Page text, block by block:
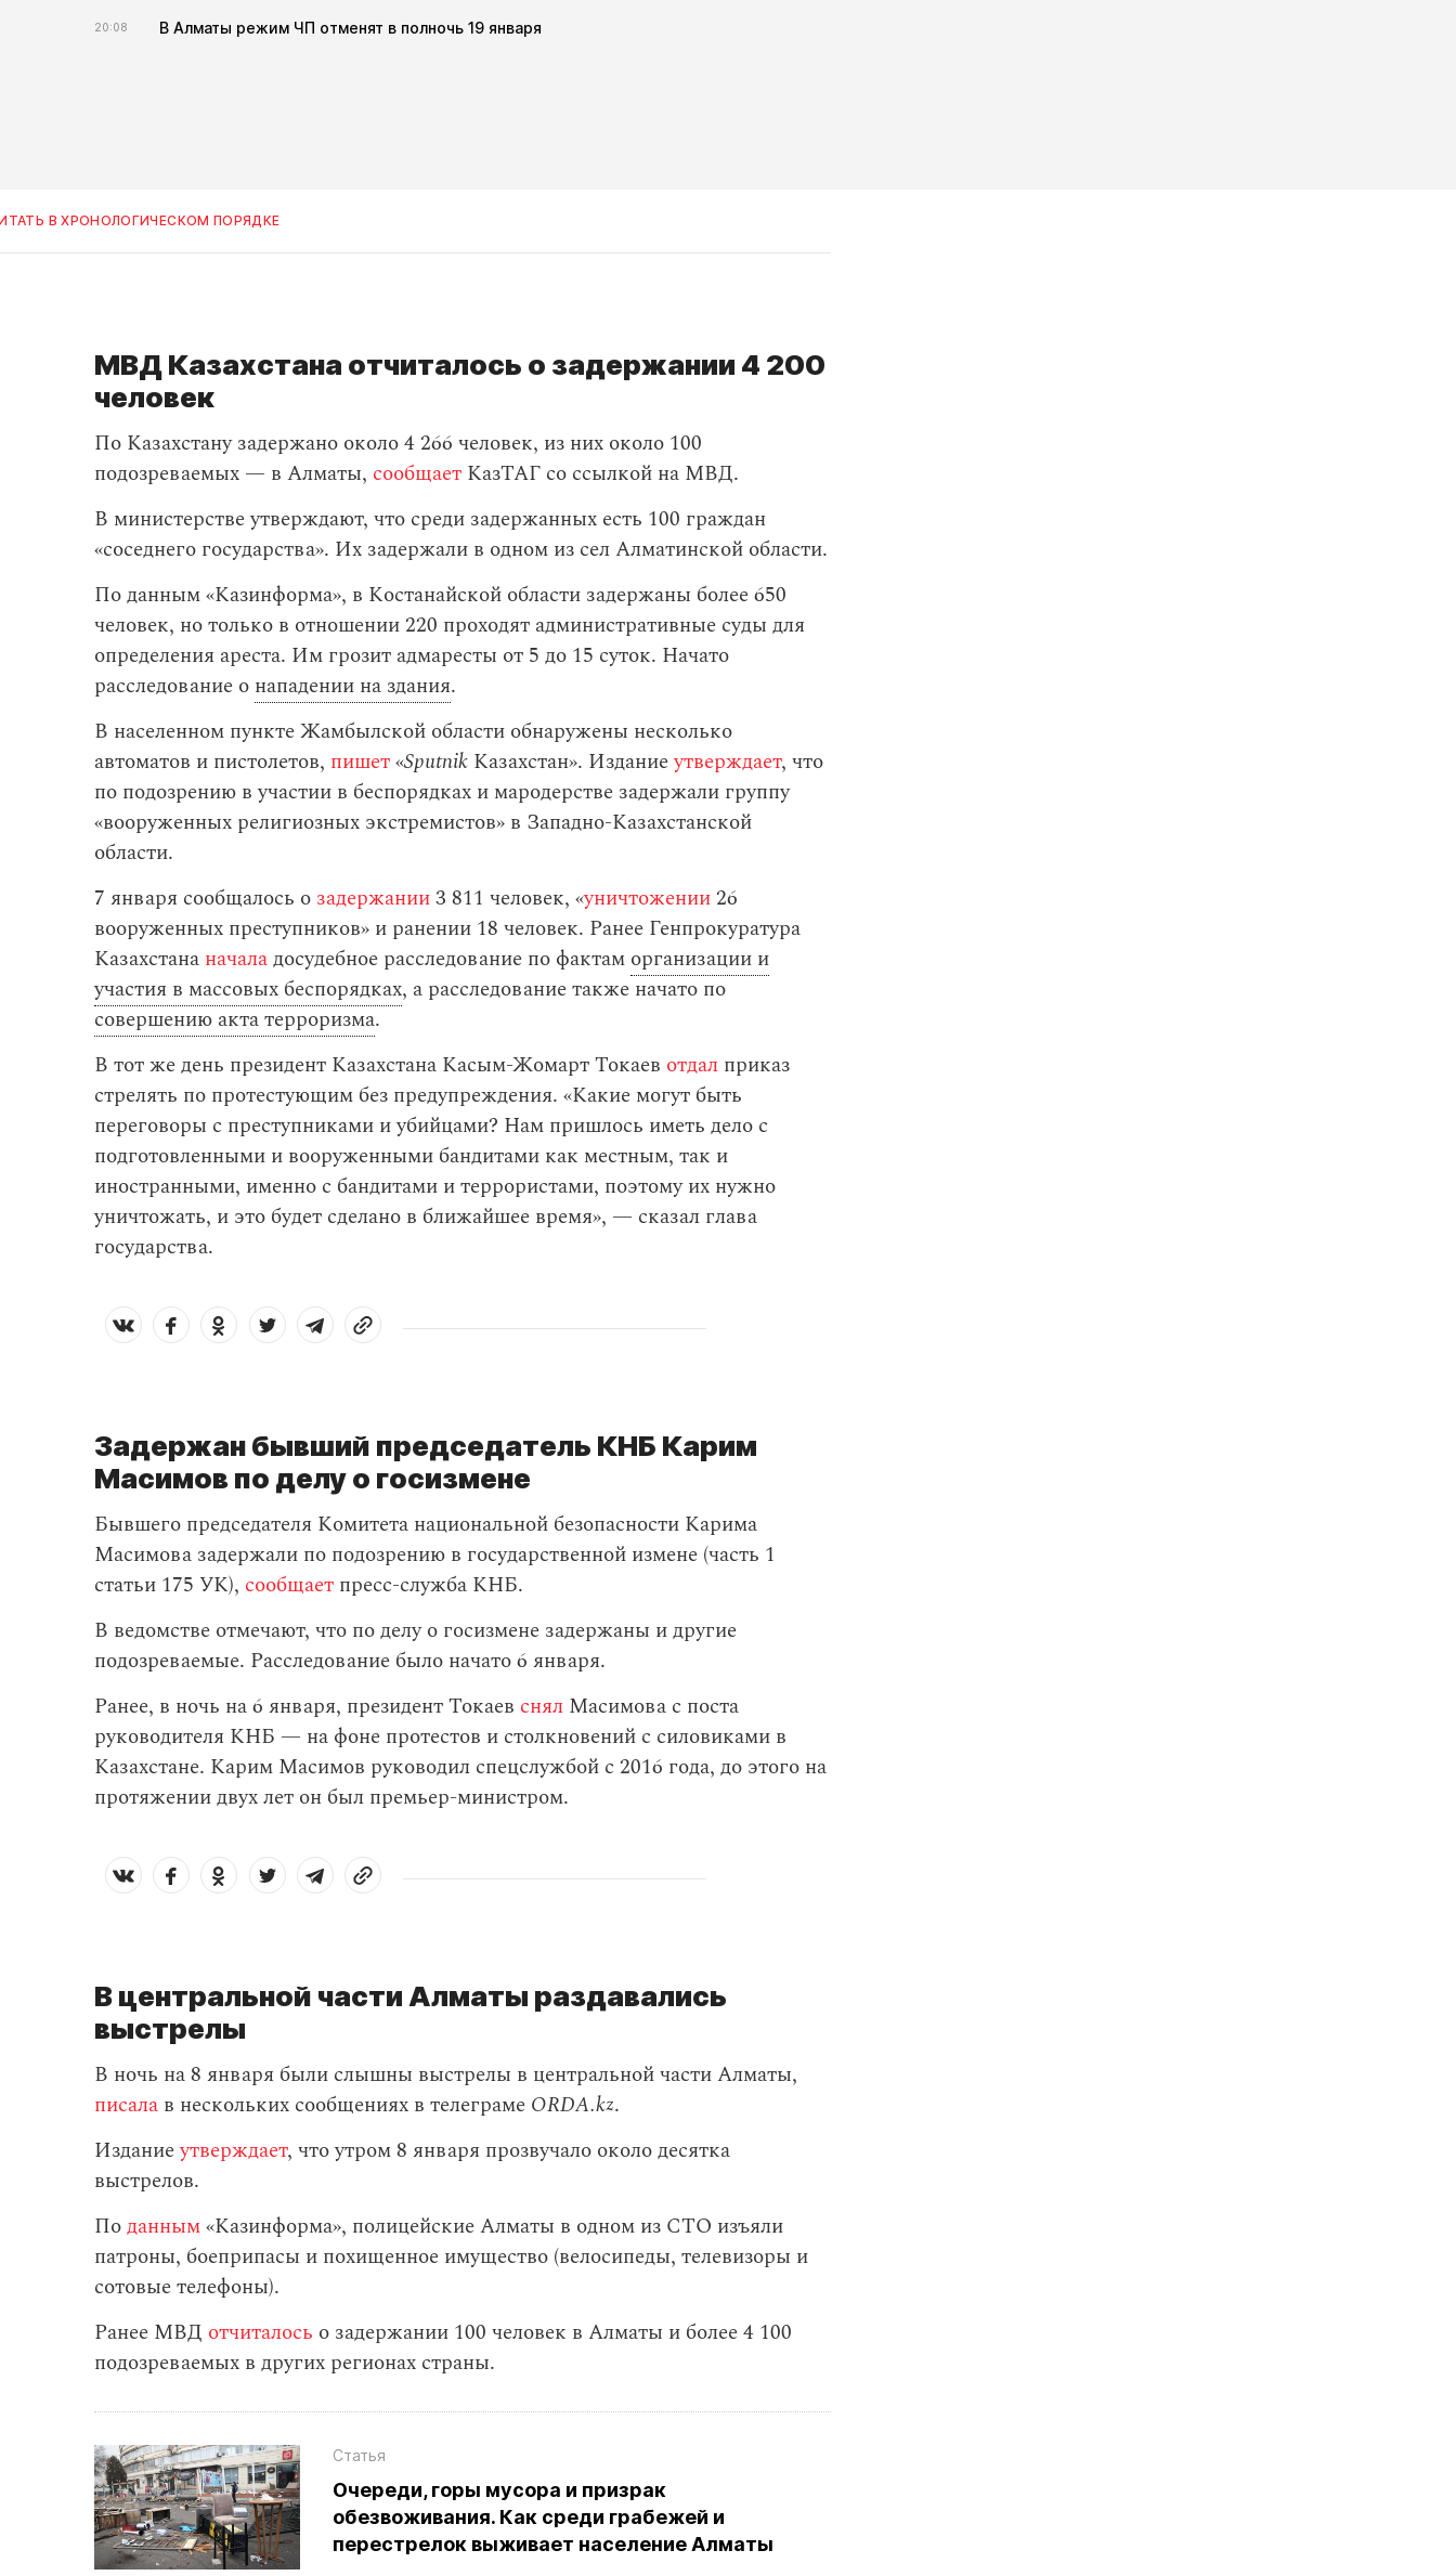
20:08 В Алматы режим ЧП отменят в полночь 19 января
В ХРОНОЛОГИЧЕСКОМ ПОРЯДКЕ
МВД Казахстана отчиталось о задержании 4 200
человек
По Казахстану задержано около 4 266 человек, из них около 100
подозреваемых — в Алматы, сообщает КазТАГ со ссылкой на МВД.
В министерстве утверждают, что среди задержанных есть 100 граждан
«соседнего государства». Их задержали в одном из сел Алматинской области.
По данным «Казинформа», в Костанайской области задержаны более 650
человек, но только в отношении 220 проходят административные суды для
определения ареста. Им грозит адмаресты от 5 до 15 суток. Начато
расследование о нападении на здания.
В населенном пункте Жамбылской области обнаружены несколько
автоматов и пистолетов, пишет«Sputnik Казахстан». Изданиеутверждает, что
по подозрению в участии в беспорядках и мародерстве задержали группу
«вооруженных религиозных экстремистов» в Западно-Казахстанской
области.
7 января сообщалось о задержании3 811 человек, «уничтожении26
вооруженных преступников» и ранении 18 человек. Ранее Генпрокуратура
Казахстана началадосудебное расследование по фактам организации и
участия в массовых беспорядках, а расследование также начато по
совершению акта терроризма.
В тот же день президент Казахстана Касым-Жомарт Токаев отдал приказ
стрелять по протестующим без предупреждения. «Какие могут быть
переговоры с преступниками и убийцами? Нам пришлось иметь дело с
подготовленными и вооруженными бандитами как местным, так и
иностранными, именно с бандитами и террористами, поэтому их нужно
уничтожать, и это будет сделано в ближайшее время», — сказал глава
государства.
Задержан бывший председатель КНБ Карим
Масимов по делу о госизмене
Бывшего председателя Комитета национальной безопасности Карима
Масимова задержали по подозрению в государственной измене (часть 1
статьи 175 УК), сообщает пресс-служба КНБ.
В ведомстве отмечают, что по делу о госизмене задержаны и другие
подозреваемые. Расследование было начато 6 января.
Ранее, в ночь на 6 января, президент Токаев снял Масимова с поста
руководителя КНБ — на фоне протестов и столкновений с силовиками в
Казахстане. Карим Масимов руководил спецслужбой с 2016 года, до этого на
протяжении двух лет он был премьер-министром.
В центральной части Алматы раздавались
выстрелы
В ночь на 8 января были слышны выстрелы в центральной части Алматы,
писала в нескольких сообщениях в телеграме ORDA.kz.
Изданиеутверждает, что утром 8 января прозвучало около десятка
выстрелов.
Поданным«Казинформа», полицейские Алматы в одном из СТО изъяли
патроны, боеприпасы и похищенное имущество (велосипеды, телевизоры и
сотовые телефоны).
Ранее МВД отчиталось о задержании 100 человек в Алматы и более 4 100
подозреваемых в других регионах страны.
Статья
Очереди, горы мусора и призрак
обезвоживания. Как среди грабежей и
перестрелок выживает население Алматы